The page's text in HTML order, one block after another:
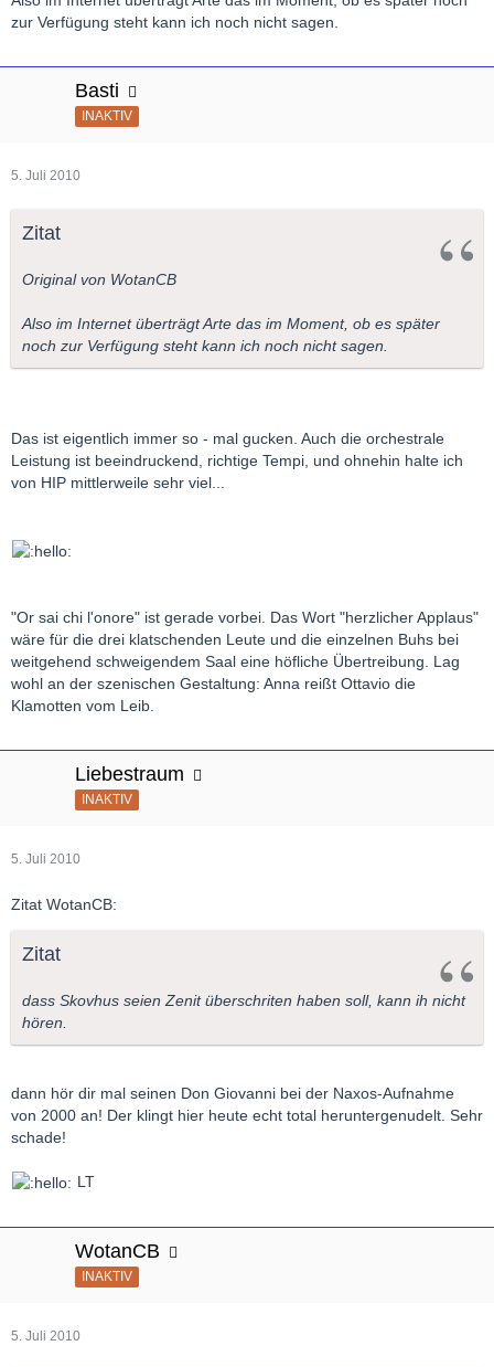
immer mehr nachgibt, das ist schon stark inszeniert.
Ich werde leider nicht alles sehen können - ist die Sendung
nachher auch auf arte+7 verfügbar?
zur Verfügung steht kann ich noch nicht sagen.
Basti
INAKTIV
5. Juli 2010
Zitat
Original von WotanCB
Also im Internet überträgt Arte das im Moment, ob es später
noch zur Verfügung steht kann ich noch nicht sagen.
Das ist eigentlich immer so - mal gucken. Auch die orchestrale
Leistung ist beeindruckend, richtige Tempi, und ohnehin halte ich
von HIP mittlerweile sehr viel...
"Or sai chi l'onore" ist gerade vorbei. Das Wort "herzlicher Applaus"
wäre für die drei klatschenden Leute und die einzelnen Buhs bei
weitgehend schweigendem Saal eine höfliche Übertreibung. Lag
wohl an der szenischen Gestaltung: Anna reißt Ottavio die
Klamotten vom Leib.
Liebestraum
INAKTIV
5. Juli 2010
Zitat WotanCB:
Zitat
dass Skovhus seien Zenit überschriten haben soll, kann ih nicht
hören.
dann hör dir mal seinen Don Giovanni bei der Naxos-Aufnahme
von 2000 an! Der klingt hier heute echt total heruntergenudelt. Sehr
schade!
LT
WotanCB
INAKTIV
5. Juli 2010